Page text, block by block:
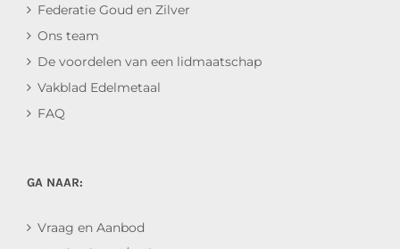
Federatie Goud en Zilver
Ons team
De voordelen van een lidmaatschap
Vakblad Edelmetaal
FAQ
GA NAAR:
Vraag en Aanbod